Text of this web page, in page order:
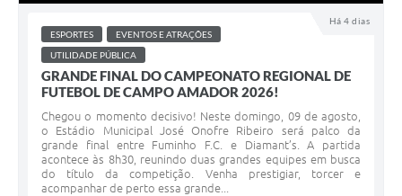
Há 4 dias
ESPORTES
EVENTOS E ATRAÇÕES
UTILIDADE PÚBLICA
GRANDE FINAL DO CAMPEONATO REGIONAL DE
FUTEBOL DE CAMPO AMADOR 2026!
Chegou o momento decisivo! Neste domingo, 09 de agosto,
o Estádio Municipal José Onofre Ribeiro será palco da
grande final entre Fuminho F.C. e Diamant’s. A partida
acontece às 8h30, reunindo duas grandes equipes em busca
do título da competição. Venha prestigiar, torcer e
acompanhar de perto essa grande...